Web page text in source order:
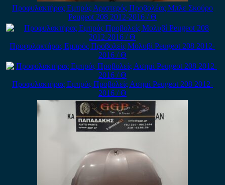
Προφυλακτήρας Εμπρός Αριστερός Προβολέας Μπλε Σκούρο
Peugeot 208 2012-2016 / Θ
Προφυλακτήρας Εμπρός Προβολείς Μολυβί Peugeot 208 2012-
2016 / Θ
Προφυλακτήρας Εμπρός Προβολείς Ασημί Peugeot 208 2012-
2016 / Θ